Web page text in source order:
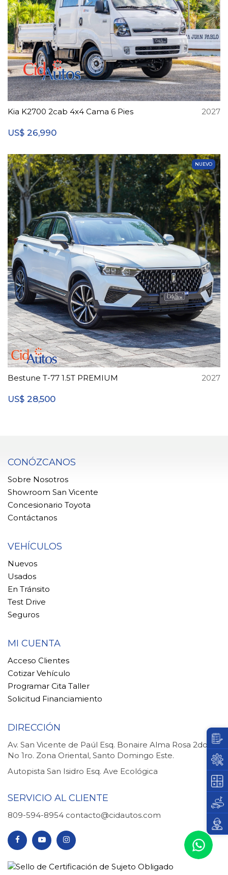
Kia K2700 2cab 4x4 Cama 6 Pies 2027
US$ 26,990
NUEVO
Bestune T-77 1.5T PREMIUM 2027
US$ 28,500
CONÓZCANOS
Sobre Nosotros
Showroom San Vicente
Concesionario Toyota
Contáctanos
VEHÍCULOS
Nuevos
Usados
En Tránsito
Test Drive
Seguros
MI CUENTA
Acceso Clientes
Cotizar Vehículo
Programar Cita Taller
Solicitud Financiamiento
DIRECCIÓN
Av. San Vicente de Paúl Esq. Bonaire Alma Rosa 2do.
No 1ro. Zona Oriental, Santo Domingo Este.
Autopista San Isidro Esq. Ave Ecológica
SERVICIO AL CLIENTE
809-594-8954 contacto@cidautos.com